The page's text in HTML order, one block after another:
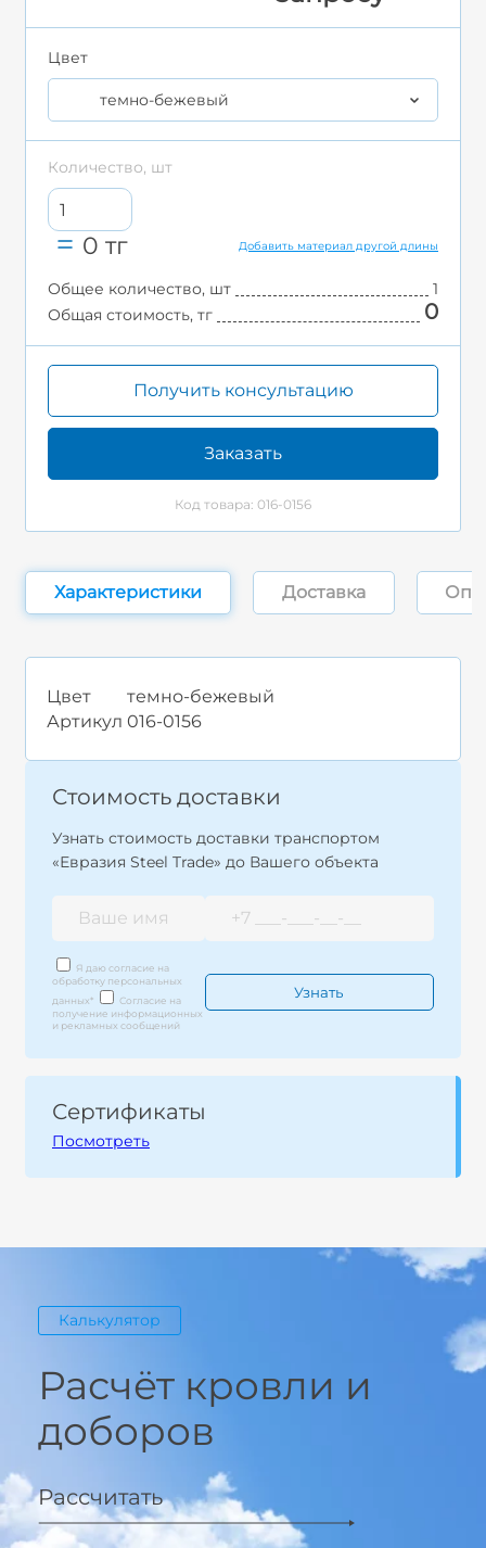
Цвет
темно-бежевый
Количество, шт
0 тг Добавить материал другой длины
Общее количество, шт
1
Общая стоимость, тг
0
Получить консультацию
Заказать
Код товара: 016-0156
Характеристики Доставка
Цвет
темно-бежевый
Артикул 016-0156
Стоимость доставки
Узнать стоимость доставки транспортом
«Евразия Steel Trade» до Вашего объекта
Я даю согласие на
обработку персональных
данных*
Согласие на
получение информационных
и рекламных сообщений
Сертификаты
Посмотреть
Калькулятор
Расчёт кровли и
доборов
Рассчитать